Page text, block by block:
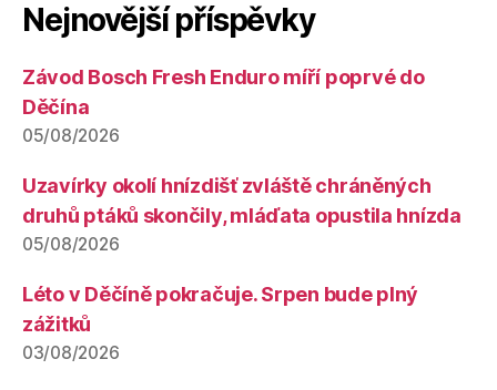
Nejnovější příspěvky
Závod Bosch Fresh Enduro míří poprvé do
Děčína
05/08/2026
Uzavírky okolí hnízdišť zvláště chráněných
druhů ptáků skončily, mláďata opustila hnízda
05/08/2026
Léto v Děčíně pokračuje. Srpen bude plný
zážitků
03/08/2026